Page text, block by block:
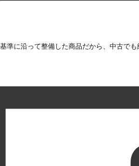
準に沿って整備した商品だから、中古で